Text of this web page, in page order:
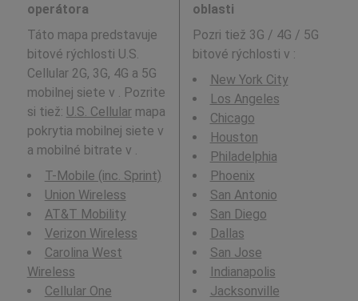
operátora
Táto mapa predstavuje
bitové rýchlosti U.S.
Cellular 2G, 3G, 4G a 5G
mobilnej siete v . Pozrite
si tiež: U.S. Cellularmapa
pokrytia mobilnej siete v
a mobilné bitrate v .
T-Mobile (inc. Sprint)
Union Wireless
AT&T Mobility
Verizon Wireless
Carolina West
Wireless
Cellular One
oblasti
Pozri tiež 3G / 4G / 5G
bitové rýchlosti v :
New York City
Los Angeles
Chicago
Houston
Philadelphia
Phoenix
San Antonio
San Diego
Dallas
San Jose
Indianapolis
Jacksonville